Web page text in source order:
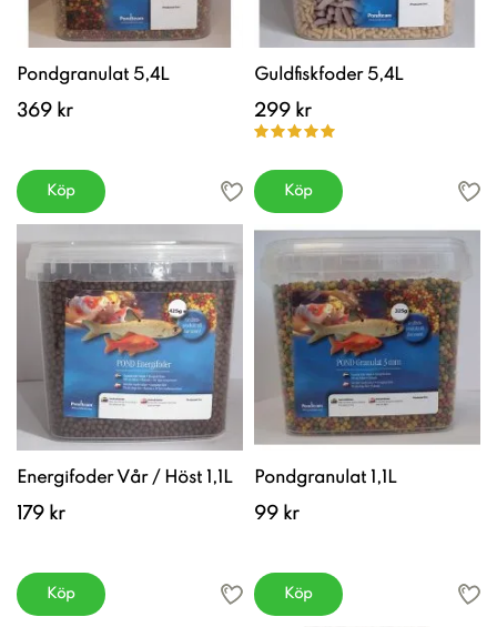
Pondgranulat 5,4L
369 kr
Köp
Guldfiskfoder 5,4L
299 kr
Köp
Energifoder Vår / Höst 1,1L
179 kr
Köp
Pondgranulat 1,1L
99 kr
Köp